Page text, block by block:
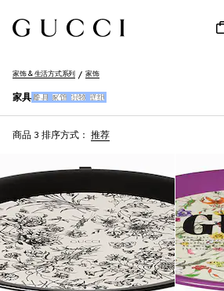
家饰 & 生活方式系列 家饰
家具 餐具 家饰 织物 壁纸
商品 3 排序方式： 推荐